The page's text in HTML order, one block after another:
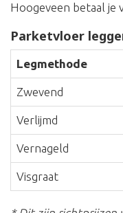
Hoogeveen betaal je
Parketvloer
Legmethode
Zwevend
Verlijmd
Vernageld
Visgraat